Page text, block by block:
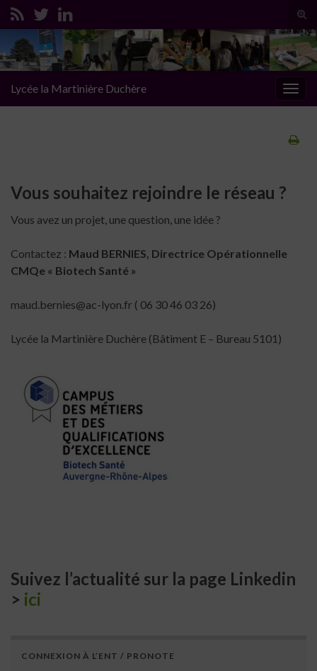
Search for:
Lycée la Martinière Duchère
Vous souhaitez rejoindre le réseau ?
Vous avez un projet, une question, une idée ?
Contactez : Maud BERNIES, Directrice Opérationnelle
CMQe « Biotech Santé »
maud.bernies@ac-lyon.fr ( 06 30 46 03 26)
Lycée la Martinière Duchère (Bâtiment E – Bureau 5101)
Suivez l’actualité sur la page Linkedin
> ici
CONNEXION À L’ENT / PRONOTE